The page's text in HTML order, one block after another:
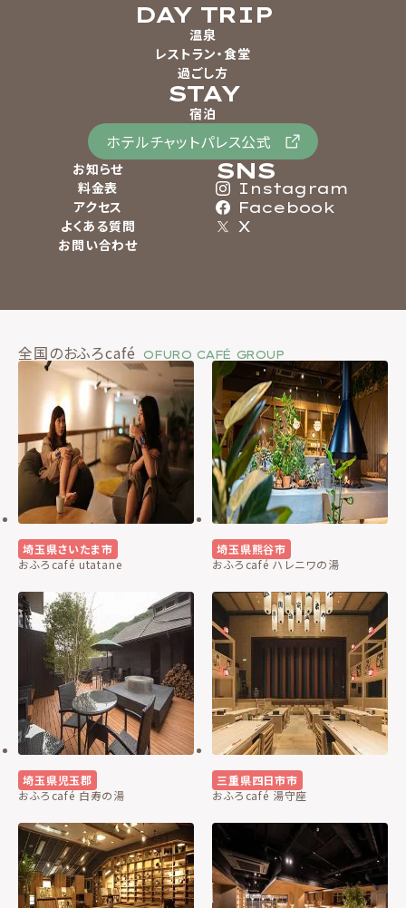
DAY TRIP
温泉
レストラン・食堂
過ごし方
STAY
宿泊
ホテルチャットパレス公式
お知らせ
料金表
アクセス
よくある質問
お問い合わせ
SNS
Instagram
Facebook
X
全国のおふろcafé OFURO CAFÉ GROUP
埼玉県さいたま市
おふろcafé utatane
埼玉県熊谷市
おふろcafé ハレニワの湯
埼玉県児玉郡
おふろcafé 白寿の湯
三重県四日市市
おふろcafé 湯守座